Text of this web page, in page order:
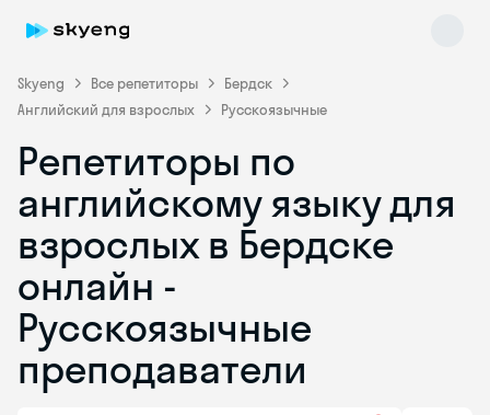
Skyeng Все репетиторы
Бердск
Английский для взрослых
Русскоязычные
Репетиторы по
английскому языку для
взрослых в Бердске
онлайн -
Русскоязычные
преподаватели
Skyeng Chat